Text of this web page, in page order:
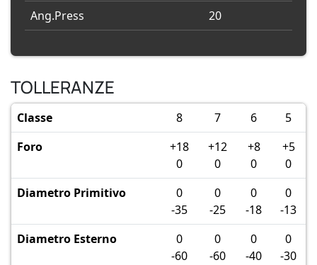
Ang.Press
20
TOLLERANZE
Classe 8 7 6
5
Foro
+18
0
+12
0
+8
0
+5
0
Diametro Primitivo
0
-35
0
-25
0
-18
0
-13
Diametro Esterno
0
-60
0
-60
0
-40
0
-30